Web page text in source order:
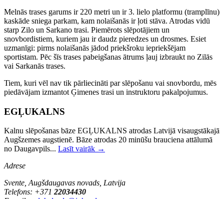
Melnās trases garums ir 220 metri un ir 3. lielo platformu (tramplīnu)
kaskāde sniega parkam, kam nolaišanās ir ļoti stāva. Atrodas vidū
starp Zilo un Sarkano trasi. Piemērots slēpotājiem un
snovbordistiem, kuriem jau ir daudz pieredzes un drosmes. Esiet
uzmanīgi: pirms nolaišanās jādod priekšroku iepriekšējam
sportistam. Pēc šīs trases pabeigšanas ātrums ļauj izbraukt no Zilās
vai Sarkanās trases.
Tiem, kuri vēl nav tik pārliecināti par slēpošanu vai snovbordu, mēs
piedāvājam izmantot Ģimenes trasi un instruktoru pakalpojumus.
EGĻUKALNS
Kalnu slēpošanas bāze EGĻUKALNS atrodas Latvijā visaugstākajā
Augšzemes augstienē. Bāze atrodas 20 minūšu brauciena attālumā
no Daugavpils... Lasīt vairāk →
Adrese
Svente, Augšdaugavas novads, Latvija
Telefons: +37122034430